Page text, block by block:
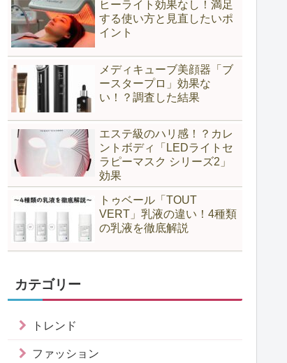
ヒーライト効果なし！満足
する使い方と見直したいポ
イント
メディキューブ美顔器「ブ
ースタープロ」効果な
い！？調査した結果
エステ級のハリ感！？カレ
ントボディ「LEDライトセ
ラピーマスク シリーズ2」
効果
トゥベール「TOUT
VERT」乳液の違い！4種類
の乳液を徹底解説
カテゴリー
トレンド
ファッション